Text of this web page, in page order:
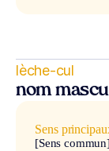
lèche-cul
nom
Sens
[Sens commun]